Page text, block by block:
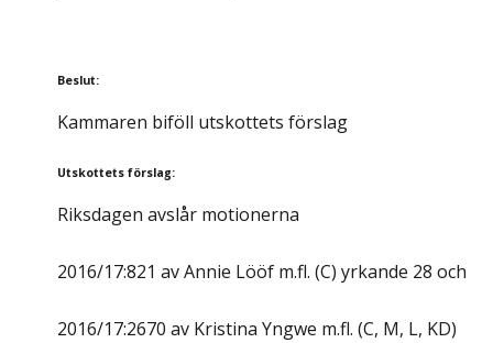
Beslut:
Kammaren biföll utskottets förslag
Utskottets förslag:
Riksdagen avslår motionerna
2016/17:821 av Annie Lööf m.fl. (C) yrkande 28 och
2016/17:2670 av Kristina Yngwe m.fl. (C, M, L, KD)